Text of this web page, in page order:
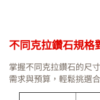
不同克拉鑽石規格
掌握不同克拉鑽石的尺
需求與預算，輕鬆挑選